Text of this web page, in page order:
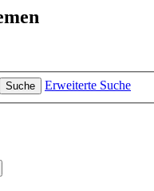
Suche
Erweiterte Suche